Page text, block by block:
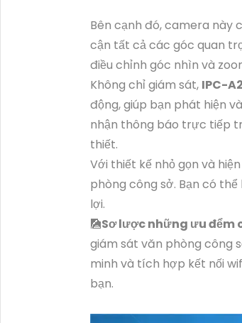
Bên cạnh đó, camera này
cận tất cả các góc quan
điều chỉnh góc nhìn và
Không chỉ giám sát, IPC-
động, giúp bạn phát hiện
nhận thông báo trực tiếp
thiết.
Với thiết kế nhỏ gọn và
phòng công sở. Bạn có
lợi.
🎑Sơ lược những ưu đểm
giám sát văn phòng công
minh và tích hợp kết nối
bạn.